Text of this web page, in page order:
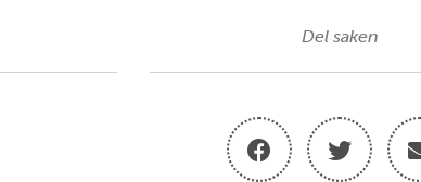
Del saken